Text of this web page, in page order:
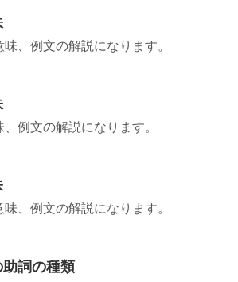
、例文の解説になります。
例文の解説になります。
、例文の解説になります。
詞の種類